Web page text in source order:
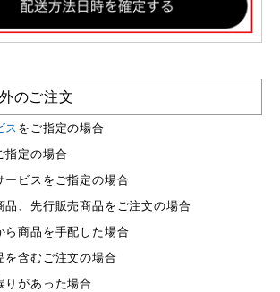
のご注文
ス をご指定の場合
指定の場合
ービスをご指定の場合
品、先行販売商品をご注文の場合
ら商品を手配した場合
を含むご注文の場合
りがあった場合